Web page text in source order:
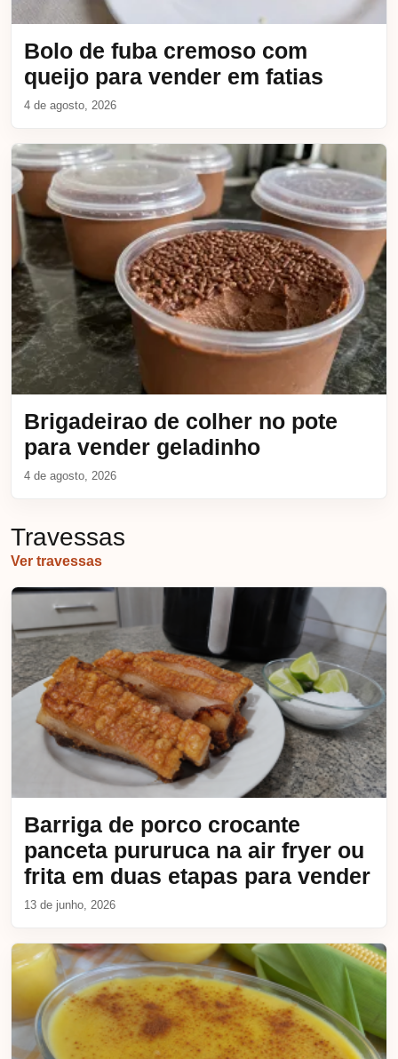
Bolo de fuba cremoso com
queijo para vender em fatias
4 de agosto, 2026
Brigadeirao de colher no pote
para vender geladinho
4 de agosto, 2026
Travessas
Ver travessas
Barriga de porco crocante
panceta pururuca na air fryer ou
frita em duas etapas para vender
13 de junho, 2026